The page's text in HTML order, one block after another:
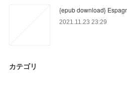
{epub download}
2021.11.23 23:29
カテゴリ